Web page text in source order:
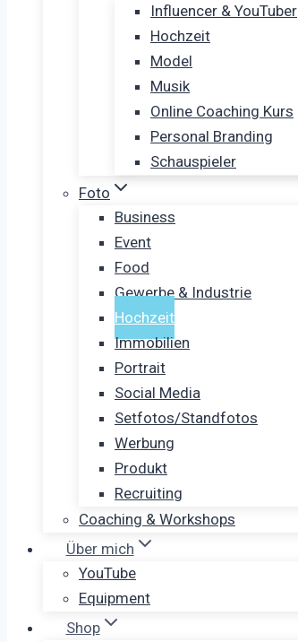
Influencer & YouTuber
Hochzeit
Model
Musik
Online Coaching Kurs
Personal Branding
Schauspieler
Foto
Business
Event
Food
Gewerbe & Industrie
Hochzeit
Immobilien
Portrait
Social Media
Setfotos/Standfotos
Werbung
Produkt
Recruiting
Coaching & Workshops
Über mich
YouTube
Equipment
Shop